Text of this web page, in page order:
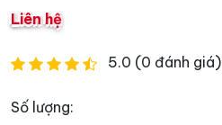
Liên hệ
5.0 (0 đánh giá)
Số lượng: